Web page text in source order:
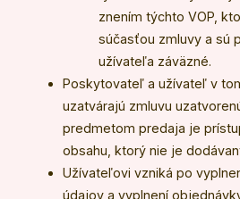
znením týchto VOP,
súčasťou zmluvy a sú
užívateľa záväzné.
Poskytovateľ a užívateľ v
uzatvárajú zmluvu
predmetom predaja je
obsahu, ktorý nie je
Užívateľovi vzniká po
údajov a vyplnení